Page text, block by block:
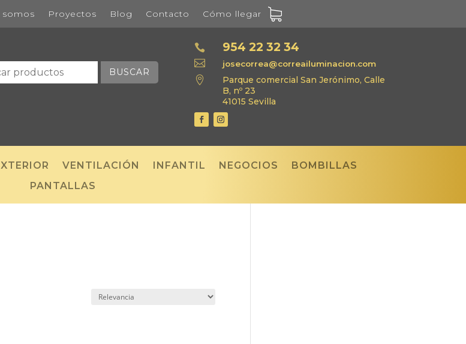
somos Proyectos Blog Contacto Cómo llegar
BUSCAR
 954 22 32 34
 josecorrea@correailuminacion.com

Parque comercial San Jerónimo, Calle
B, nº 23
41015 Sevilla
VENTILACIÓN INFANTIL NEGOCIOS
BOMBILLAS
PANTALLAS